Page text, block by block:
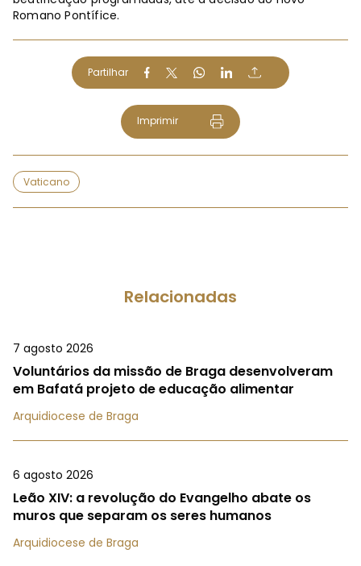
Romano Pontífice.
Partilhar
Imprimir
Vaticano
Relacionadas
7 agosto 2026
Voluntários da missão de Braga desenvolveram
em Bafatá projeto de educação alimentar
Arquidiocese de Braga
6 agosto 2026
Leão XIV: a revolução do Evangelho abate os
muros que separam os seres humanos
Arquidiocese de Braga